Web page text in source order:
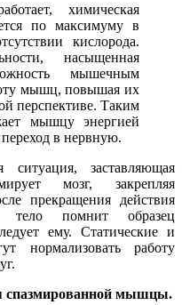
химическая
по максимуму в
кислорода.
насыщенная
мышечным
мышц, повышая их
перспективе. Таким
мышцу энергией
в нервную.
ситуация, заставляющая
мозг, закрепляя
прекращения действия
тело помнит образец
ему. Статические и
нормализовать работу
спазмированной мышцы.